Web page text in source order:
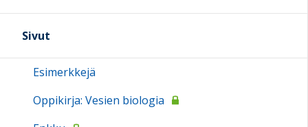
Sivut
Esimerkkejä
Oppikirja: Vesien biologia